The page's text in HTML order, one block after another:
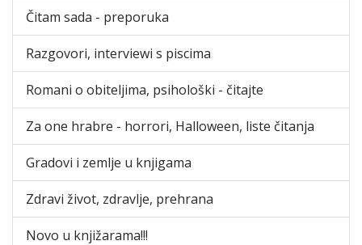
Čitam sada - preporuka
Razgovori, interviewi s piscima
Romani o obiteljima, psihološki - čitajte
Za one hrabre - horrori, Halloween, liste čitanja
Gradovi i zemlje u knjigama
Zdravi život, zdravlje, prehrana
Novo u knjižarama!!!